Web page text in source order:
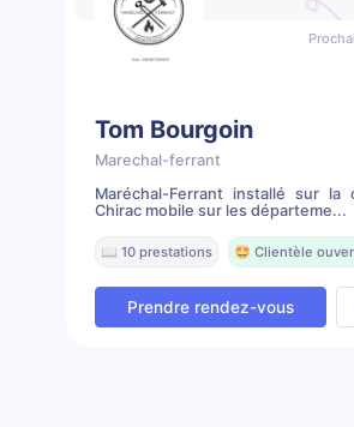
Tom Bourgoin
Marechal-ferrant
Maréchal-Ferrant installé sur la
Chirac mobile sur les départeme...
📖 10 prestations 🤩 Clientèle
Prendre rendez-vous